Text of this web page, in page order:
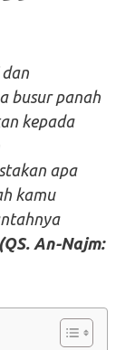
busur panah
kepada
apa
kamu
(QS. An-Najm: